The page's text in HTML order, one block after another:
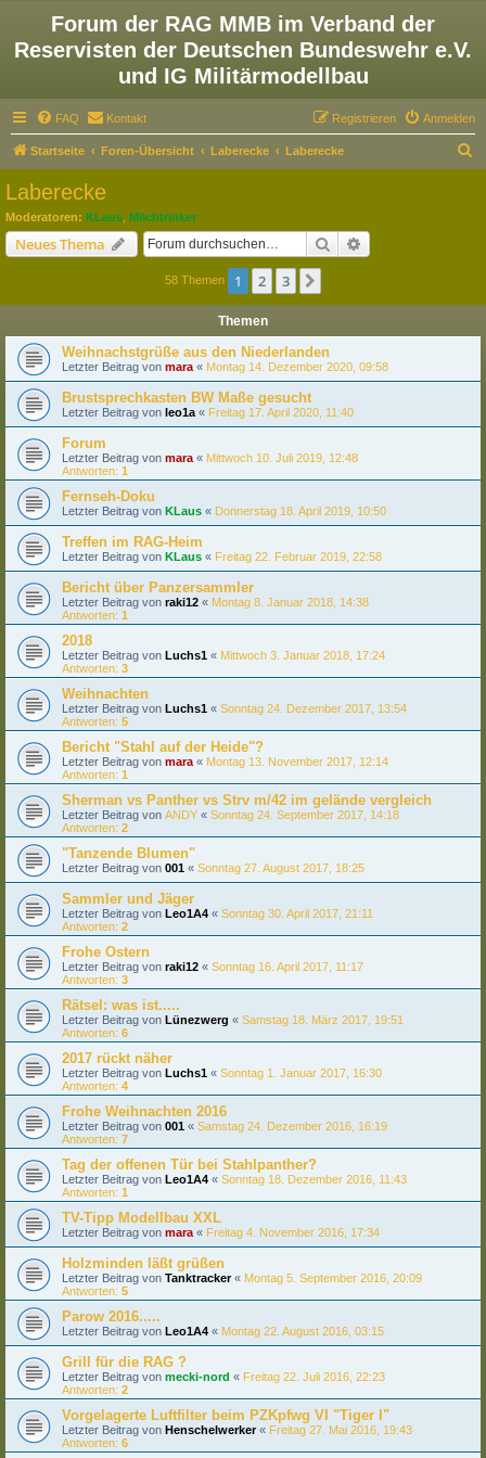
Forum der RAG MMB im Verband der
Reservisten der Deutschen Bundeswehr e.V.
und IG Militärmodellbau
FAQ Kontakt Anmelden
Registrieren
Startseite Foren-Übersicht Laberecke Laberecke
Laberecke
Moderatoren: KLaus Milchtrinker
Neues Thema Suche
58 Themen 1 2 3
Themen
Weihnachstgrüße aus den Niederlanden
Letzter Beitrag von mara « Montag 14. Dezember 2020, 09:58
Brustsprechkasten BW Maße gesucht
Letzter Beitrag von leo1a « Freitag 17. April 2020, 11:40
Forum
Letzter Beitrag von mara « Mittwoch 10. Juli 2019, 12:48
Antworten: 1
Fernseh-Doku
Letzter Beitrag von KLaus « Donnerstag 18. April 2019, 10:50
Treffen im RAG-Heim
Letzter Beitrag von KLaus « Freitag 22. Februar 2019, 22:58
Bericht über Panzersammler
Letzter Beitrag von raki12 « Montag 8. Januar 2018, 14:38
Antworten: 1
2018
Letzter Beitrag von Luchs1 « Mittwoch 3. Januar 2018, 17:24
Antworten: 3
Weihnachten
Letzter Beitrag von Luchs1 « Sonntag 24. Dezember 2017, 13:54
Antworten: 5
Bericht "Stahl auf der Heide"?
Letzter Beitrag von mara « Montag 13. November 2017, 12:14
Antworten: 1
Sherman vs Panther vs Strv m/42 im gelände vergleich
Letzter Beitrag von ANDY « Sonntag 24. September 2017, 14:18
Antworten: 2
"Tanzende Blumen"
Letzter Beitrag von 001 « Sonntag 27. August 2017, 18:25
Sammler und Jäger
Letzter Beitrag von Leo1A4 « Sonntag 30. April 2017, 21:11
Antworten: 2
Frohe Ostern
Letzter Beitrag von raki12 « Sonntag 16. April 2017, 11:17
Antworten: 3
Rätsel: was ist.....
Letzter Beitrag von Lünezwerg « Samstag 18. März 2017, 19:51
Antworten: 6
2017 rückt näher
Letzter Beitrag von Luchs1 « Sonntag 1. Januar 2017, 16:30
Antworten: 4
Frohe Weihnachten 2016
Letzter Beitrag von 001 « Samstag 24. Dezember 2016, 16:19
Antworten: 7
Tag der offenen Tür bei Stahlpanther?
Letzter Beitrag von Leo1A4 « Sonntag 18. Dezember 2016, 11:43
Antworten: 1
TV-Tipp Modellbau XXL
Letzter Beitrag von mara « Freitag 4. November 2016, 17:34
Holzminden läßt grüßen
Letzter Beitrag von Tanktracker« Montag 5. September 2016, 20:09
Antworten: 5
Parow 2016.....
Letzter Beitrag von Leo1A4 « Montag 22. August 2016, 03:15
Grill für die RAG ?
Letzter Beitrag von mecki-nord « Freitag 22. Juli 2016, 22:23
Antworten: 2
Vorgelagerte Luftfilter beim PZKpfwg VI "Tiger I"
Letzter Beitrag von Henschelwerker« Freitag 27. Mai 2016, 19:43
Antworten: 6